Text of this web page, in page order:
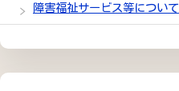
障害福祉サービス等について